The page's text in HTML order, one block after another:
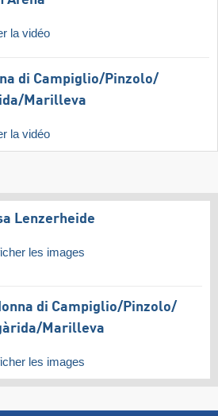
la vidéo
di Campiglio/​Pinzolo/​
​Marilleva
la vidéo
Lenzerheide
les images
di Campiglio/​Pinzolo/​
​Marilleva
les images